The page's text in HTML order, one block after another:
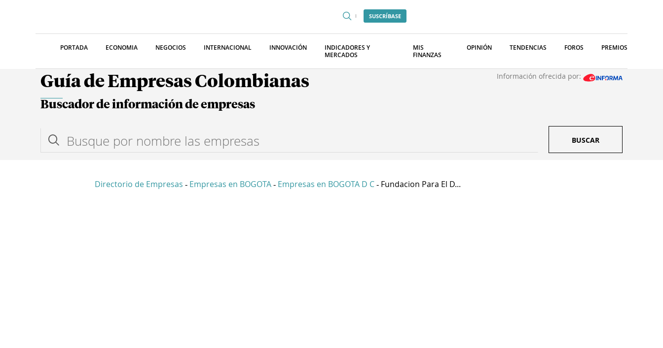
SUSCRÍBASE
PORTADA ECONOMIA NEGOCIOS INTERNACIONAL INNOVACIÓN
INDICADORES Y
MERCADOS
MIS
FINANZAS
OPINIÓN TENDENCIAS FOROS PREMIOS
Guía de Empresas Colombianas Información ofrecida por:
Buscador de información de empresas
BUSCAR
Directorio de Empresas - Empresas en BOGOTA - Empresas en BOGOTA D C - Fundacion Para El D...